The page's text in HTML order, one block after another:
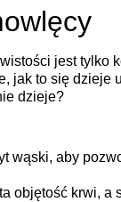
jest tylko
jak to się dzieje
dzieje?
wąski, aby
objętość krwi, a